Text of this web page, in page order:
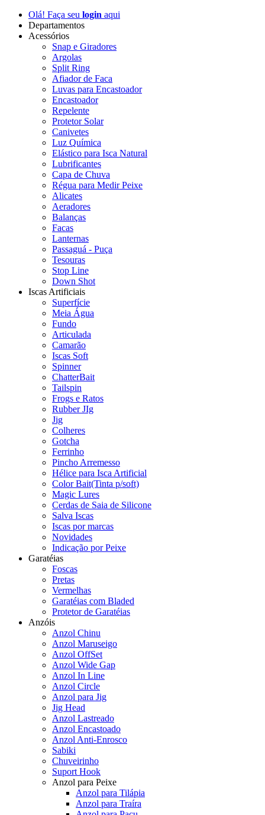
Olá! Faça seu login aqui
Departamentos
Acessórios
Snap e Giradores
Argolas
Split Ring
Afiador de Faca
Luvas para Encastoador
Encastoador
Repelente
Protetor Solar
Canivetes
Luz Química
Elástico para Isca Natural
Lubrificantes
Capa de Chuva
Régua para Medir Peixe
Alicates
Aeradores
Balanças
Facas
Lanternas
Passaguá - Puça
Tesouras
Stop Line
Down Shot
Iscas Artificiais
Superfície
Meia Água
Fundo
Articulada
Camarão
Iscas Soft
Spinner
ChatterBait
Tailspin
Frogs e Ratos
Rubber JIg
Jig
Colheres
Gotcha
Ferrinho
Pincho Arremesso
Hélice para Isca Artificial
Color Bait(Tinta p/soft)
Magic Lures
Cerdas de Saia de Silicone
Salva Iscas
Iscas por marcas
Novidades
Indicação por Peixe
Garatéias
Foscas
Pretas
Vermelhas
Garatéias com Bladed
Protetor de Garatéias
Anzóis
Anzol Chinu
Anzol Maruseigo
Anzol OffSet
Anzol Wide Gap
Anzol In Line
Anzol Circle
Anzol para Jig
Jig Head
Anzol Lastreado
Anzol Encastoado
Anzol Anti-Enrosco
Sabiki
Chuveirinho
Suport Hook
Anzol para Peixe
Anzol para Tilápia
Anzol para Traíra